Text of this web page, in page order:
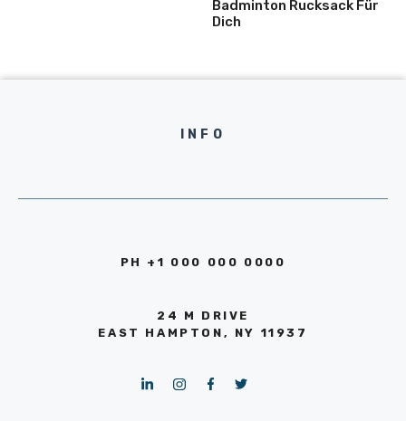
Badminton Rucksack Für
Dich
INFO
PH +1 000 000 0000
24 M DRIVE
EAST HAMPTON, NY 11937